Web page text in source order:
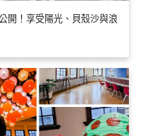
開！享受陽光、貝殼沙與浪